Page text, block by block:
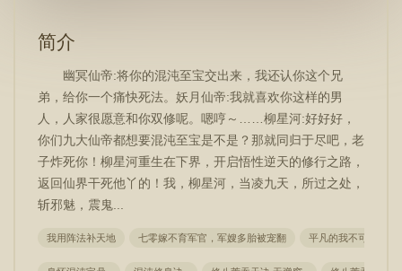
简介
幽冥仙帝:将你的混沌至宝交出来，我还认你这个兄
弟，给你一个痛快死法。妖月仙帝:我就喜欢你这样的男
人，人家很愿意和你双修呢。嗯哼～……柳星河:好好好，
你们九大仙帝都想要混沌至宝是不是？那就同归于尽吧，老
子炸死你！柳星河重生在下界，开启悟性逆天的修行之路，
返回仙界干死他丫的！我，柳星河，当凌九天，所过之处，
斩邪魅，震鬼...
我用阵法补天地 七零嫁不育军官，军嫂多胎被宠翻 平凡的我不可能这么